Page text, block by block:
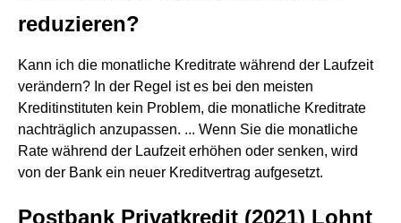
reduzieren?
Kann ich die monatliche Kreditrate während der Laufzeit
verändern? In der Regel ist es bei den meisten
Kreditinstituten kein Problem, die monatliche Kreditrate
nachträglich anzupassen. ... Wenn Sie die monatliche
Rate während der Laufzeit erhöhen oder senken, wird
von der Bank ein neuer Kreditvertrag aufgesetzt.
Postbank Privatkredit (2021) Lohnt